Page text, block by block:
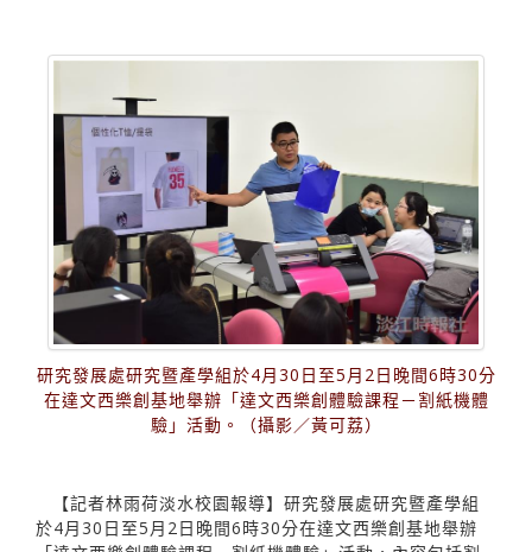
研究發展處研究暨產學組於4月30日至5月2日晚間6時30分
在達文西樂創基地舉辦「達文西樂創體驗課程－割紙機體
驗」活動。（攝影／黃可荔）
【記者林雨荷淡水校園報導】研究發展處研究暨產學組
於4月30日至5月2日晚間6時30分在達文西樂創基地舉辦